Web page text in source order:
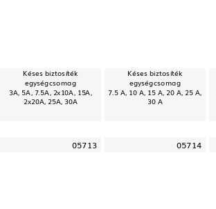
Késes biztosíték
egységcsomag
3A, 5A, 7.5A, 2x10A, 15A,
2x20A, 25A, 30A
Késes biztosíték
egységcsomag
7.5 A, 10 A, 15 A, 20 A, 25 A,
30 A
05713 05714